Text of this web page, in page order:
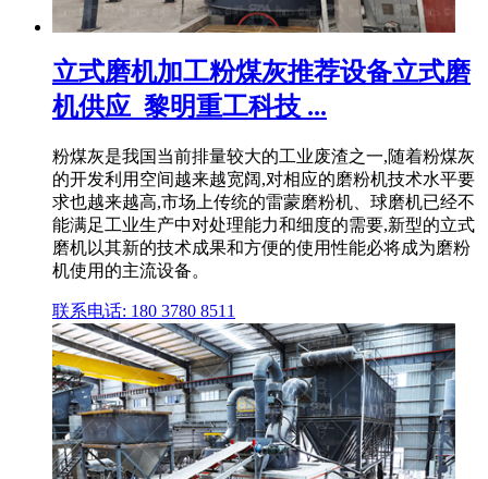
立式磨机加工粉煤灰推荐设备立式磨
机供应_黎明重工科技 ...
粉煤灰是我国当前排量较大的工业废渣之一,随着粉煤灰
的开发利用空间越来越宽阔,对相应的磨粉机技术水平要
求也越来越高,市场上传统的雷蒙磨粉机、球磨机已经不
能满足工业生产中对处理能力和细度的需要,新型的立式
磨机以其新的技术成果和方便的使用性能必将成为磨粉
机使用的主流设备。
联系电话: 180 3780 8511